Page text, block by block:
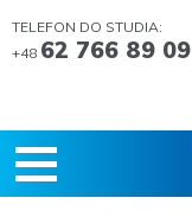
TELEFON DO STUDIA:
+48 62 766 89 09